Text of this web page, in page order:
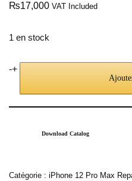
₨17,000 VAT Included
1 en stock
-+
Download Catalog
Catégorie : iPhone 12 Pro Max